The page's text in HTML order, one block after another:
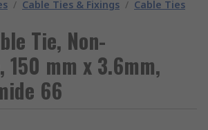
/ Cable Ties & Fixings / Cable Ties
Tie, Non-
150 mm x 3.6mm,
66